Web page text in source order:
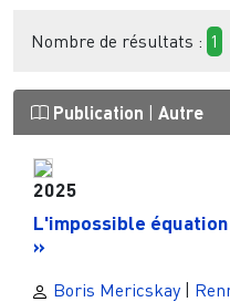
Nombre de résultats : 1
Publication Autre
2025
L'impossible
»
Boris Mericskay